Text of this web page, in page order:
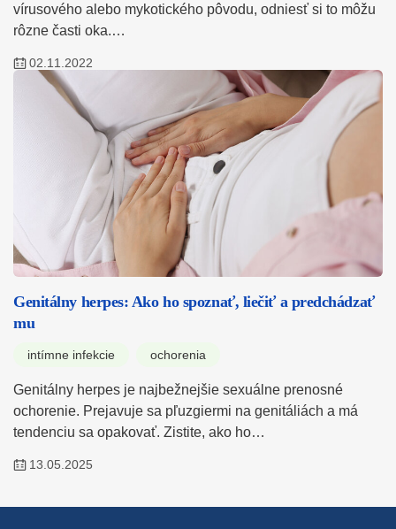
vírusového alebo mykotického pôvodu, odniesť si to môžu
rôzne časti oka.…
02.11.2022
Genitálny herpes: Ako ho spoznať, liečiť a predchádzať
mu
intímne infekcie ochorenia
Genitálny herpes je najbežnejšie sexuálne prenosné
ochorenie. Prejavuje sa pľuzgiermi na genitáliách a má
tendenciu sa opakovať. Zistite, ako ho…
13.05.2025